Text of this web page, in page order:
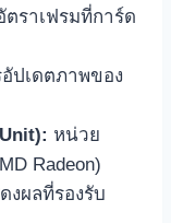
ตราเฟรมที่การ์ด
ปเดตภาพของ
หน่วย
Radeon)
งผลที่รองรับ